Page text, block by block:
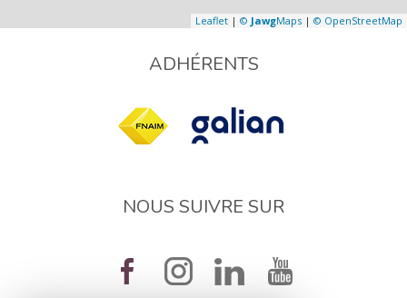
Leaflet | © JawgMaps | © OpenStreetMap
ADHÉRENTS
NOUS SUIVRE SUR